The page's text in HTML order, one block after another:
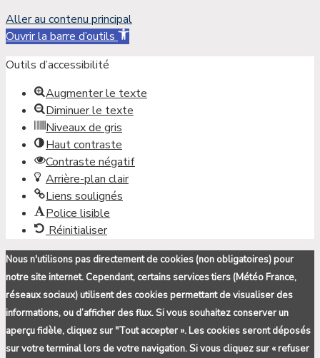
Aller au contenu principal
Ouvrir la barre d’outils
Outils d’accessibilité
Augmenter le texte
Diminuer le texte
Niveaux de gris
Haut contraste
Contraste négatif
Arrière-plan clair
Liens soulignés
Police lisible
Réinitialiser
Nous n'utilisons pas directement de cookies (non obligatoires) pour
notre site internet. Cependant, certains services tiers (Météo France,
réseaux sociaux) utilisent des cookies permettant de visualiser des
informations, ou d’afficher des flux. Si vous souhaitez conserver un
aperçu fidèle, cliquez sur "Tout accepter ». Les cookies seront déposés
sur votre terminal lors de votre navigation. Si vous cliquez sur « refuser